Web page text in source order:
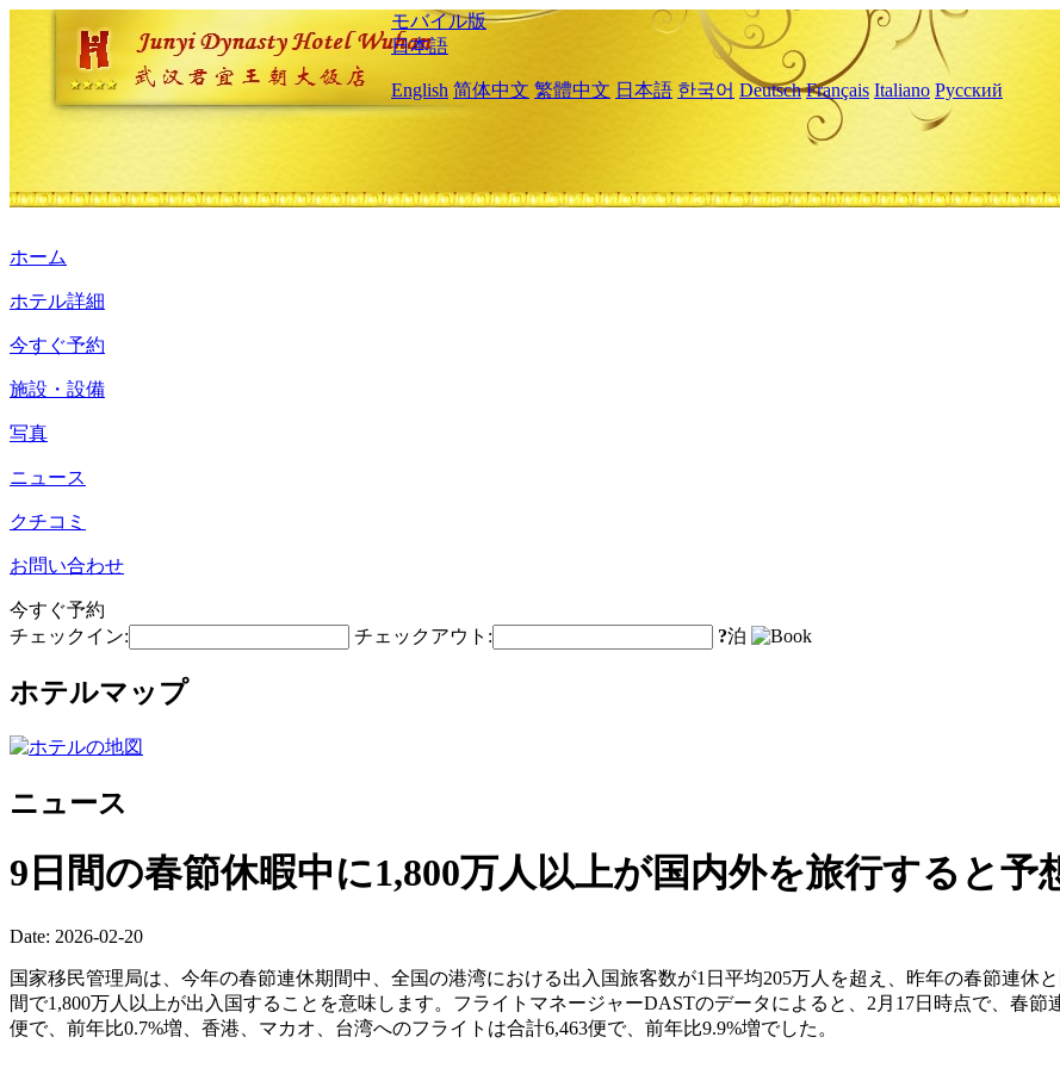
モバイル版
日本語
English 简体中文 繁體中文 日本語 한국어 Deutsch Français Italiano Русский
ホーム
ホテル詳細
今すぐ予約
施設・設備
写真
ニュース
クチコミ
お問い合わせ
今すぐ予約
チェックイン:
チェックアウト: ?泊
ホテルマップ
ニュース
9日間の春節休暇中に1,800万人以上が国内外を旅行すると予
Date: 2026-02-20
国家移民管理局は、今年の春節連休期間中、全国の港湾における出入国旅客数が1日平均205万人を超え、昨年の春節連休
間で1,800万人以上が出入国することを意味します。フライトマネージャーDASTのデータによると、2月17日時点で、春
便で、前年比0.7%増、香港、マカオ、台湾へのフライトは合計6,463便で、前年比9.9%増でした。